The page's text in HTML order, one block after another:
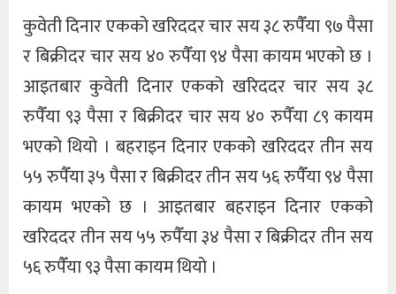
कुवेती दिनार एकको खरिददर चार सय ३८ रुपैँया ९७ पैसा
र बिक्रीदर चार सय ४० रुपैँया ९४ पैसा कायम भएको छ ।
आइतबार कुवेती दिनार एकको खरिददर चार सय ३८
रुपैँया ९३ पैसा र बिक्रीदर चार सय ४० रुपैँया ८९ कायम
भएको थियो । बहराइन दिनार एकको खरिददर तीन सय
५५ रुपैँया ३५ पैसा र बिक्रीदर तीन सय ५६ रुपैँया ९४ पैसा
कायम भएको छ । आइतबार बहराइन दिनार एकको
खरिददर तीन सय ५५ रुपैँया ३४ पैसा र बिक्रीदर तीन सय
५६ रुपैँया ९३ पैसा कायम थियो ।